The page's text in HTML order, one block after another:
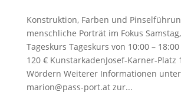
Konstruktion, Farben und
menschliche Porträt im Fokus
Tageskurs Tageskurs von 10:00 –
120 € KunstarkadenJosef-Karner-Platz
Wördern Weiterer Informationen unter
marion@pass-port.at zur...